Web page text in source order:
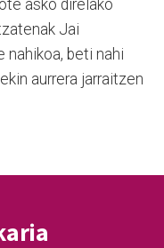
asko direlako
Jai
nahikoa, beti nahi
aurrera jarraitzen